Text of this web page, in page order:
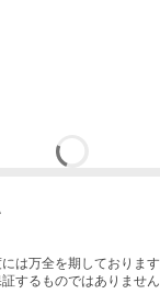
は万全を期しておりま
するものではありません